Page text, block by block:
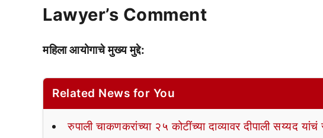
Lawyer’s Comment
महिला आयोगाचे मुख्य मुद्दे:
Related News for You
रुपाली चाकणकरांच्या २५ कोटींच्या दाव्यावर दीपाली सय्यद